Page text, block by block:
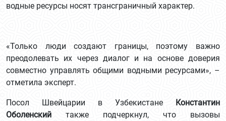
водные ресурсы носят трансграничный характер.
«Только люди создают границы, поэтому важно
преодолевать их через диалог и на основе доверия
совместно управлять общими водными ресурсами», –
отметила эксперт.
Посол Швейцарии в Узбекистане Константин
Оболенский также подчеркнул, что вызовы